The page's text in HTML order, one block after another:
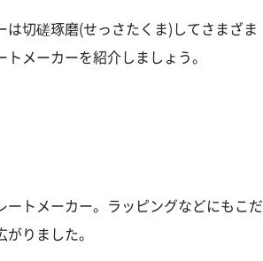
切磋琢磨(せっさたくま)してさまざま
メーカーを紹介しましょう。
トメーカー。ラッピングなどにもこだ
りました。